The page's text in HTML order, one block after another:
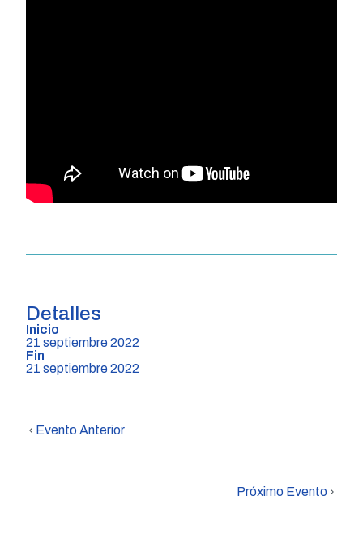
Detalles
Inicio
21 septiembre 2022
Fin
21 septiembre 2022
Evento Anterior
Próximo Evento